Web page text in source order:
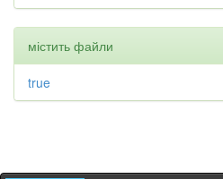
містить файли
true